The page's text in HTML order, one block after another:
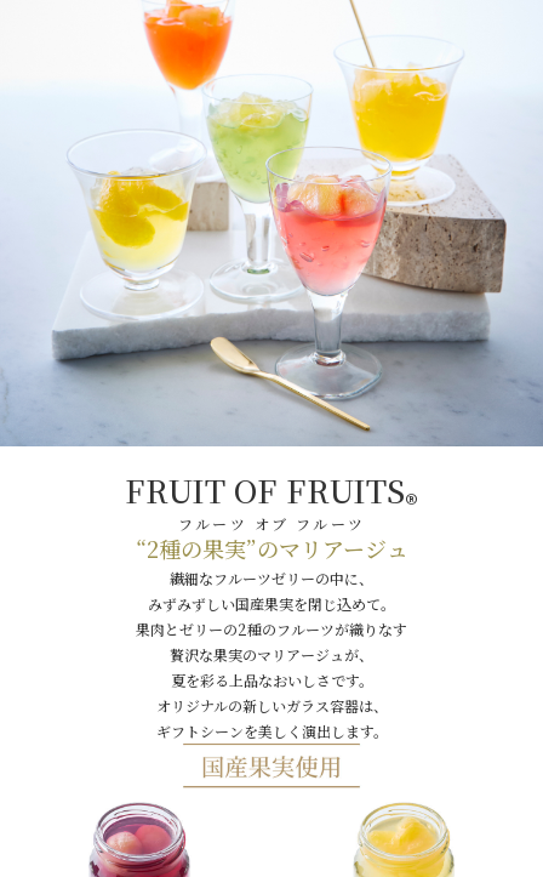
FRUIT OF FRUITS®
フルーツ オブ フルーツ
“2種の果実”のマリアージュ
繊細なフルーツゼリーの中に、
みずみずしい国産果実を閉じ込めて。
果肉とゼリーの2種のフルーツが織りなす
贅沢な果実のマリアージュが、
夏を彩る上品なおいしさです。
オリジナルの新しいガラス容器は、
ギフトシーンを美しく演出します。